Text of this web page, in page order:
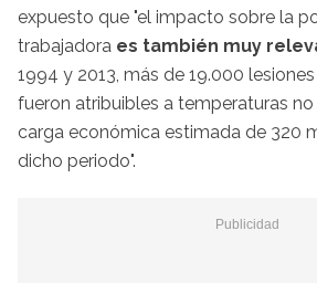
expuesto que "el impacto sobre la
trabajadora es también muy
1994 y 2013, más de 19.000
fueron atribuibles a temperaturas
carga económica estimada de 320
dicho periodo".